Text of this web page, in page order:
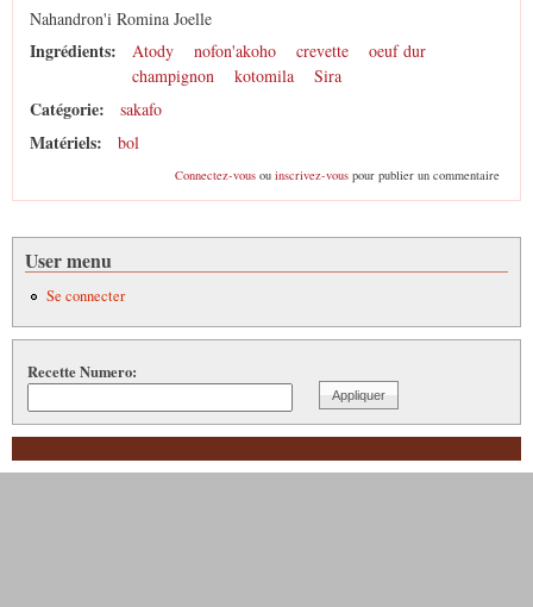
Nahandron'i Romina Joelle
Ingrédients: Atody nofon'akoho crevette
oeuf dur
champignon
kotomila Sira
Catégorie: sakafo
Matériels: bol
Connectez-vousou inscrivez-vouspour publier un commentaire
User menu
Se connecter
Recette Numero: